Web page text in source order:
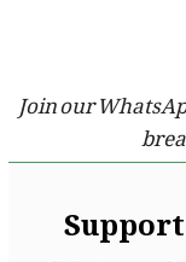
Join our